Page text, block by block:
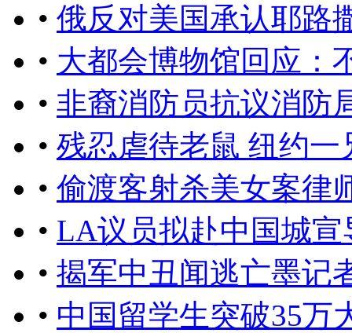
• 俄反对美国承认耶路
• 大都会博物馆回应：
• 非裔消防员抗议消防
• 残忍虐待老鼠 纽约一
• 偷渡客射杀美女案律
• LA议员拟赴中国城宣
• 揭军中丑闻逃亡墨记
• 中国留学生突破35万